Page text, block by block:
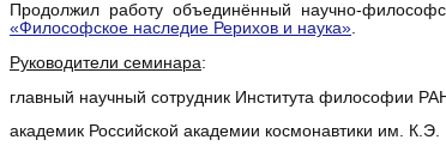
Продолжил работу объединённый научно-
«Философское наследие Рерихов и наука».
Руководители семинара:
главный научный сотрудник Института философии
академик Российской академии космонавтики им.